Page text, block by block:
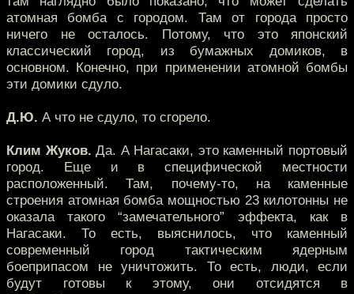
атомная бомба с городом. Там от города просто
ничего не осталось. Потому, что это японский
классический город, из бумажных домиков, в
основном. Конечно, при применении атомной бомбы
эти домики сдуло.
Д.Ю. А что не сдуло, то сгорело.
Клим Жуков. Да. А Нагасаки, это каменный портовый
город. Еще и в специфической местности
расположенный. Там, почему-то, на каменные
строения атомная бомба мощностью 23 килотонны не
оказала такого “замечательного” эффекта, как в
Нагасаки. То есть, выяснилось, что каменный
современный город тактическим ядерным
боеприпасом не уничтожить. То есть, люди, если
будут готовы к этому, они отсидятся в